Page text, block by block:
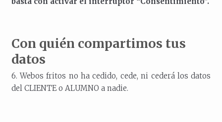
Con quién compartimos tus
datos
6. Webos fritos no ha cedido, cede, ni cederá los datos
del CLIENTE o ALUMNO a nadie.